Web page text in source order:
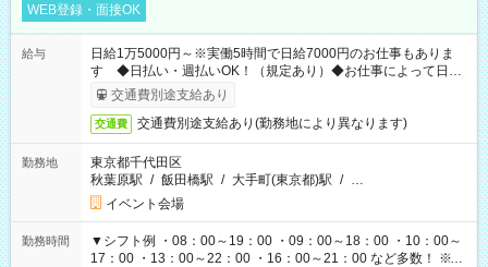
WEB登録・面接OK
給与
日給1万5000円～※実働5時間で日給7000円のお仕事もありま
す ◆日払い・週払いOK！（規定あり）◆お仕事によって日給
も異なります
交通費別途支給あり
交通費 交通費別途支給あり(勤務地により異なります)
勤務地
東京都千代田区
秋葉原駅 / 飯田橋駅 / 大手町(東京都)駅 / …
イベント会場
勤務時間
▼シフト例 ・08：00～19：00 ・09：00～18：00 ・10：00～
17：00 ・13：00～22：00 ・16：00～21：00 など多数！ ※お